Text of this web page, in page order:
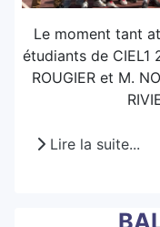
Le moment tant
étudiants de
ROUGIER et M.
Lire la suite...